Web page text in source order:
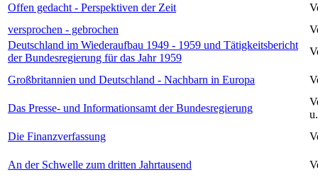
Offen gedacht - Perspektiven der Zeit
versprochen - gebrochen
Deutschland im Wiederaufbau 1949 - 1959 und Tätigkeitsbericht
der Bundesregierung für das Jahr 1959
Großbritannien und Deutschland - Nachbarn in Europa
Das Presse- und Informationsamt der Bundesregierung
Die Finanzverfassung
An der Schwelle zum dritten Jahrtausend